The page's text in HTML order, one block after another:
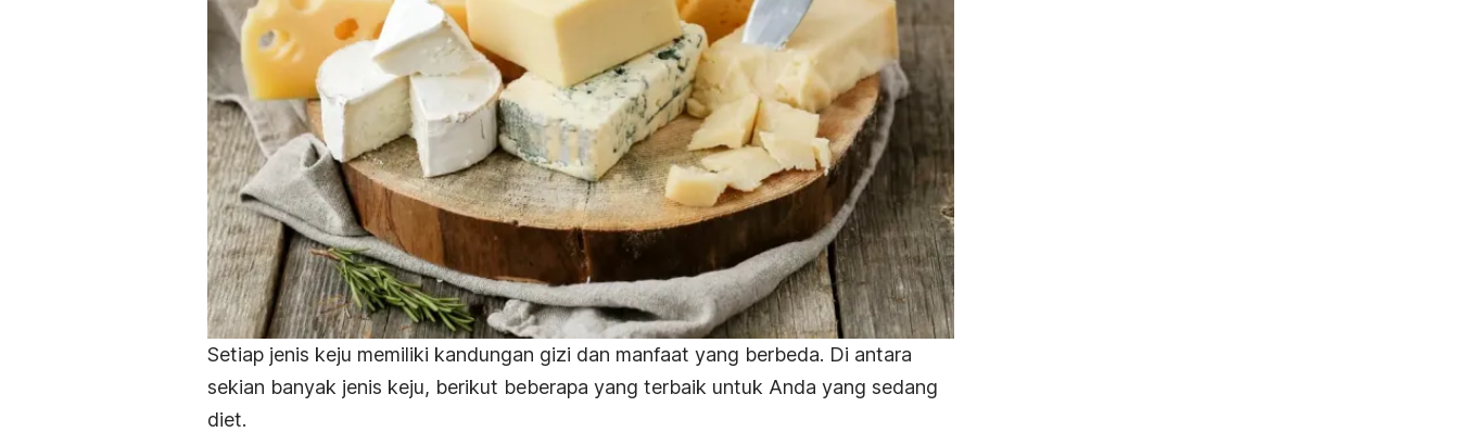
Setiap jenis keju memiliki kandungan gizi dan manfaat yang berbeda. Di antara
sekian banyak jenis keju, berikut beberapa yang terbaik untuk Anda yang sedang
diet.